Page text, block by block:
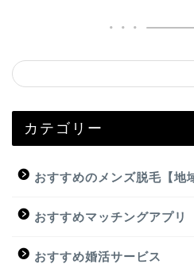
カテゴリー
おすすめのメンズ脱毛【地
おすすめマッチングアプリ
おすすめ婚活サービス